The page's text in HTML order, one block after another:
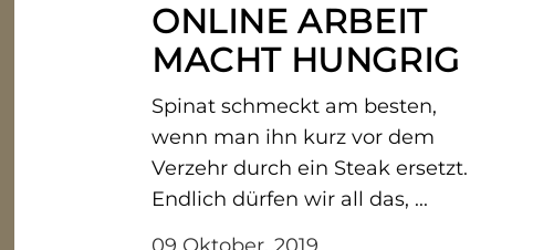
ONLINE ARBEIT
MACHT HUNGRIG
Spinat schmeckt am besten,
wenn man ihn kurz vor dem
Verzehr durch ein Steak ersetzt.
Endlich dürfen wir all das, ...